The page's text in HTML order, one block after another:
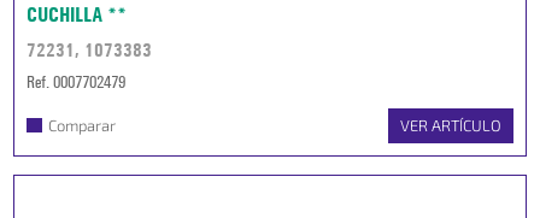
CUCHILLA **
72231, 1073383
Ref. 0007702479
Comparar VER ARTÍCULO